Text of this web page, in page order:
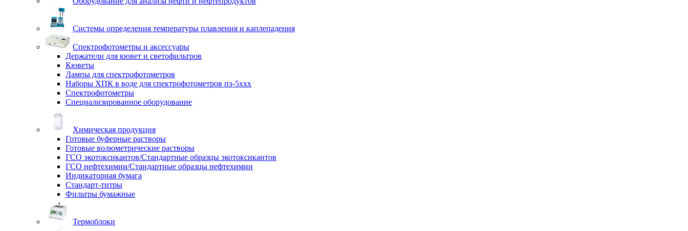
Системы определения температуры плавления и каплепадения
Спектрофотометры и аксессуары
Держатели для кювет и светофильтров
Кюветы
Лампы для спектрофотометров
Наборы ХПК в воде для спектрофотометров пэ-5ххх
Спектрофотометры
Специализированное оборудование
Химическая продукция
Готовые буферные растворы
Готовые волюметрические растворы
ГСО экотоксикантов/Стандартные образцы экотоксикантов
ГСО нефтехимии/Стандартные образцы нефтехимии
Индикаторная бумага
Стандарт-титры
Фильтры бумажные
Термоблоки